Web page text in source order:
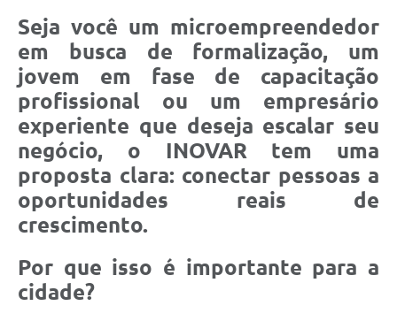
Seja você um microempreendedor
em busca de formalização, um
jovem em fase de capacitação
profissional ou um empresário
experiente que deseja escalar seu
negócio, o INOVAR tem uma
proposta clara: conectar pessoas a
oportunidades reais de
crescimento.
Por que isso é importante para a
cidade?